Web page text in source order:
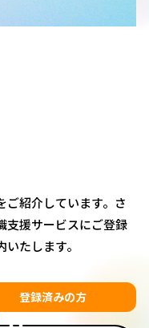
ご紹介しています。さ
支援サービスにご登録
たします。
登録済みの方